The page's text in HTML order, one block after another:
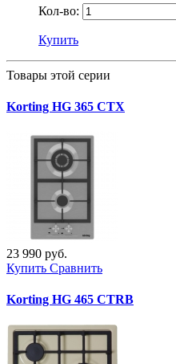
Кол-во:
Купить
Товары этой серии
Korting HG 365 CTX
23 990 руб.
Купить Сравнить
Korting HG 465 CTRB